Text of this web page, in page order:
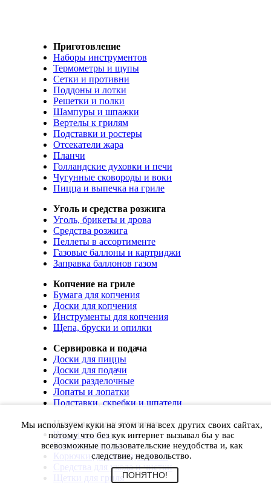
Приготовление
Наборы инструментов
Термометры и щупы
Сетки и противни
Поддоны и лотки
Решетки и полки
Шампуры и шпажки
Вертелы к грилям
Подставки и ростеры
Отсекатели жара
Планчи
Голландские духовки и печи
Чугунные сковороды и воки
Пицца и выпечка на гриле
Уголь и средства розжига
Уголь, брикеты и дрова
Средства розжига
Пеллеты в ассортименте
Газовые баллоны и картриджи
Заправка баллонов газом
Копчение на гриле
Бумага для копчения
Доски для копчения
Инструменты для копчения
Щепа, бруски и опилки
Сервировка и подача
Доски для пиццы
Доски для подачи
Доски разделочные
Лопаты и лопатки
Подставки, скребки и шпатели
Чистка, уход и хранение
Чехлы и сумки
Коврики для гриля
Корючки для инструментов
Средства для ухода и чистки
Щетки для гриля
Мы используем куки на этом и на всех других своих сайтах,
потому что без кук интернет вызывал бы у вас
всевозможные пользовательские неудобства и, как
следствие, недовольство.
ПОНЯТНО!